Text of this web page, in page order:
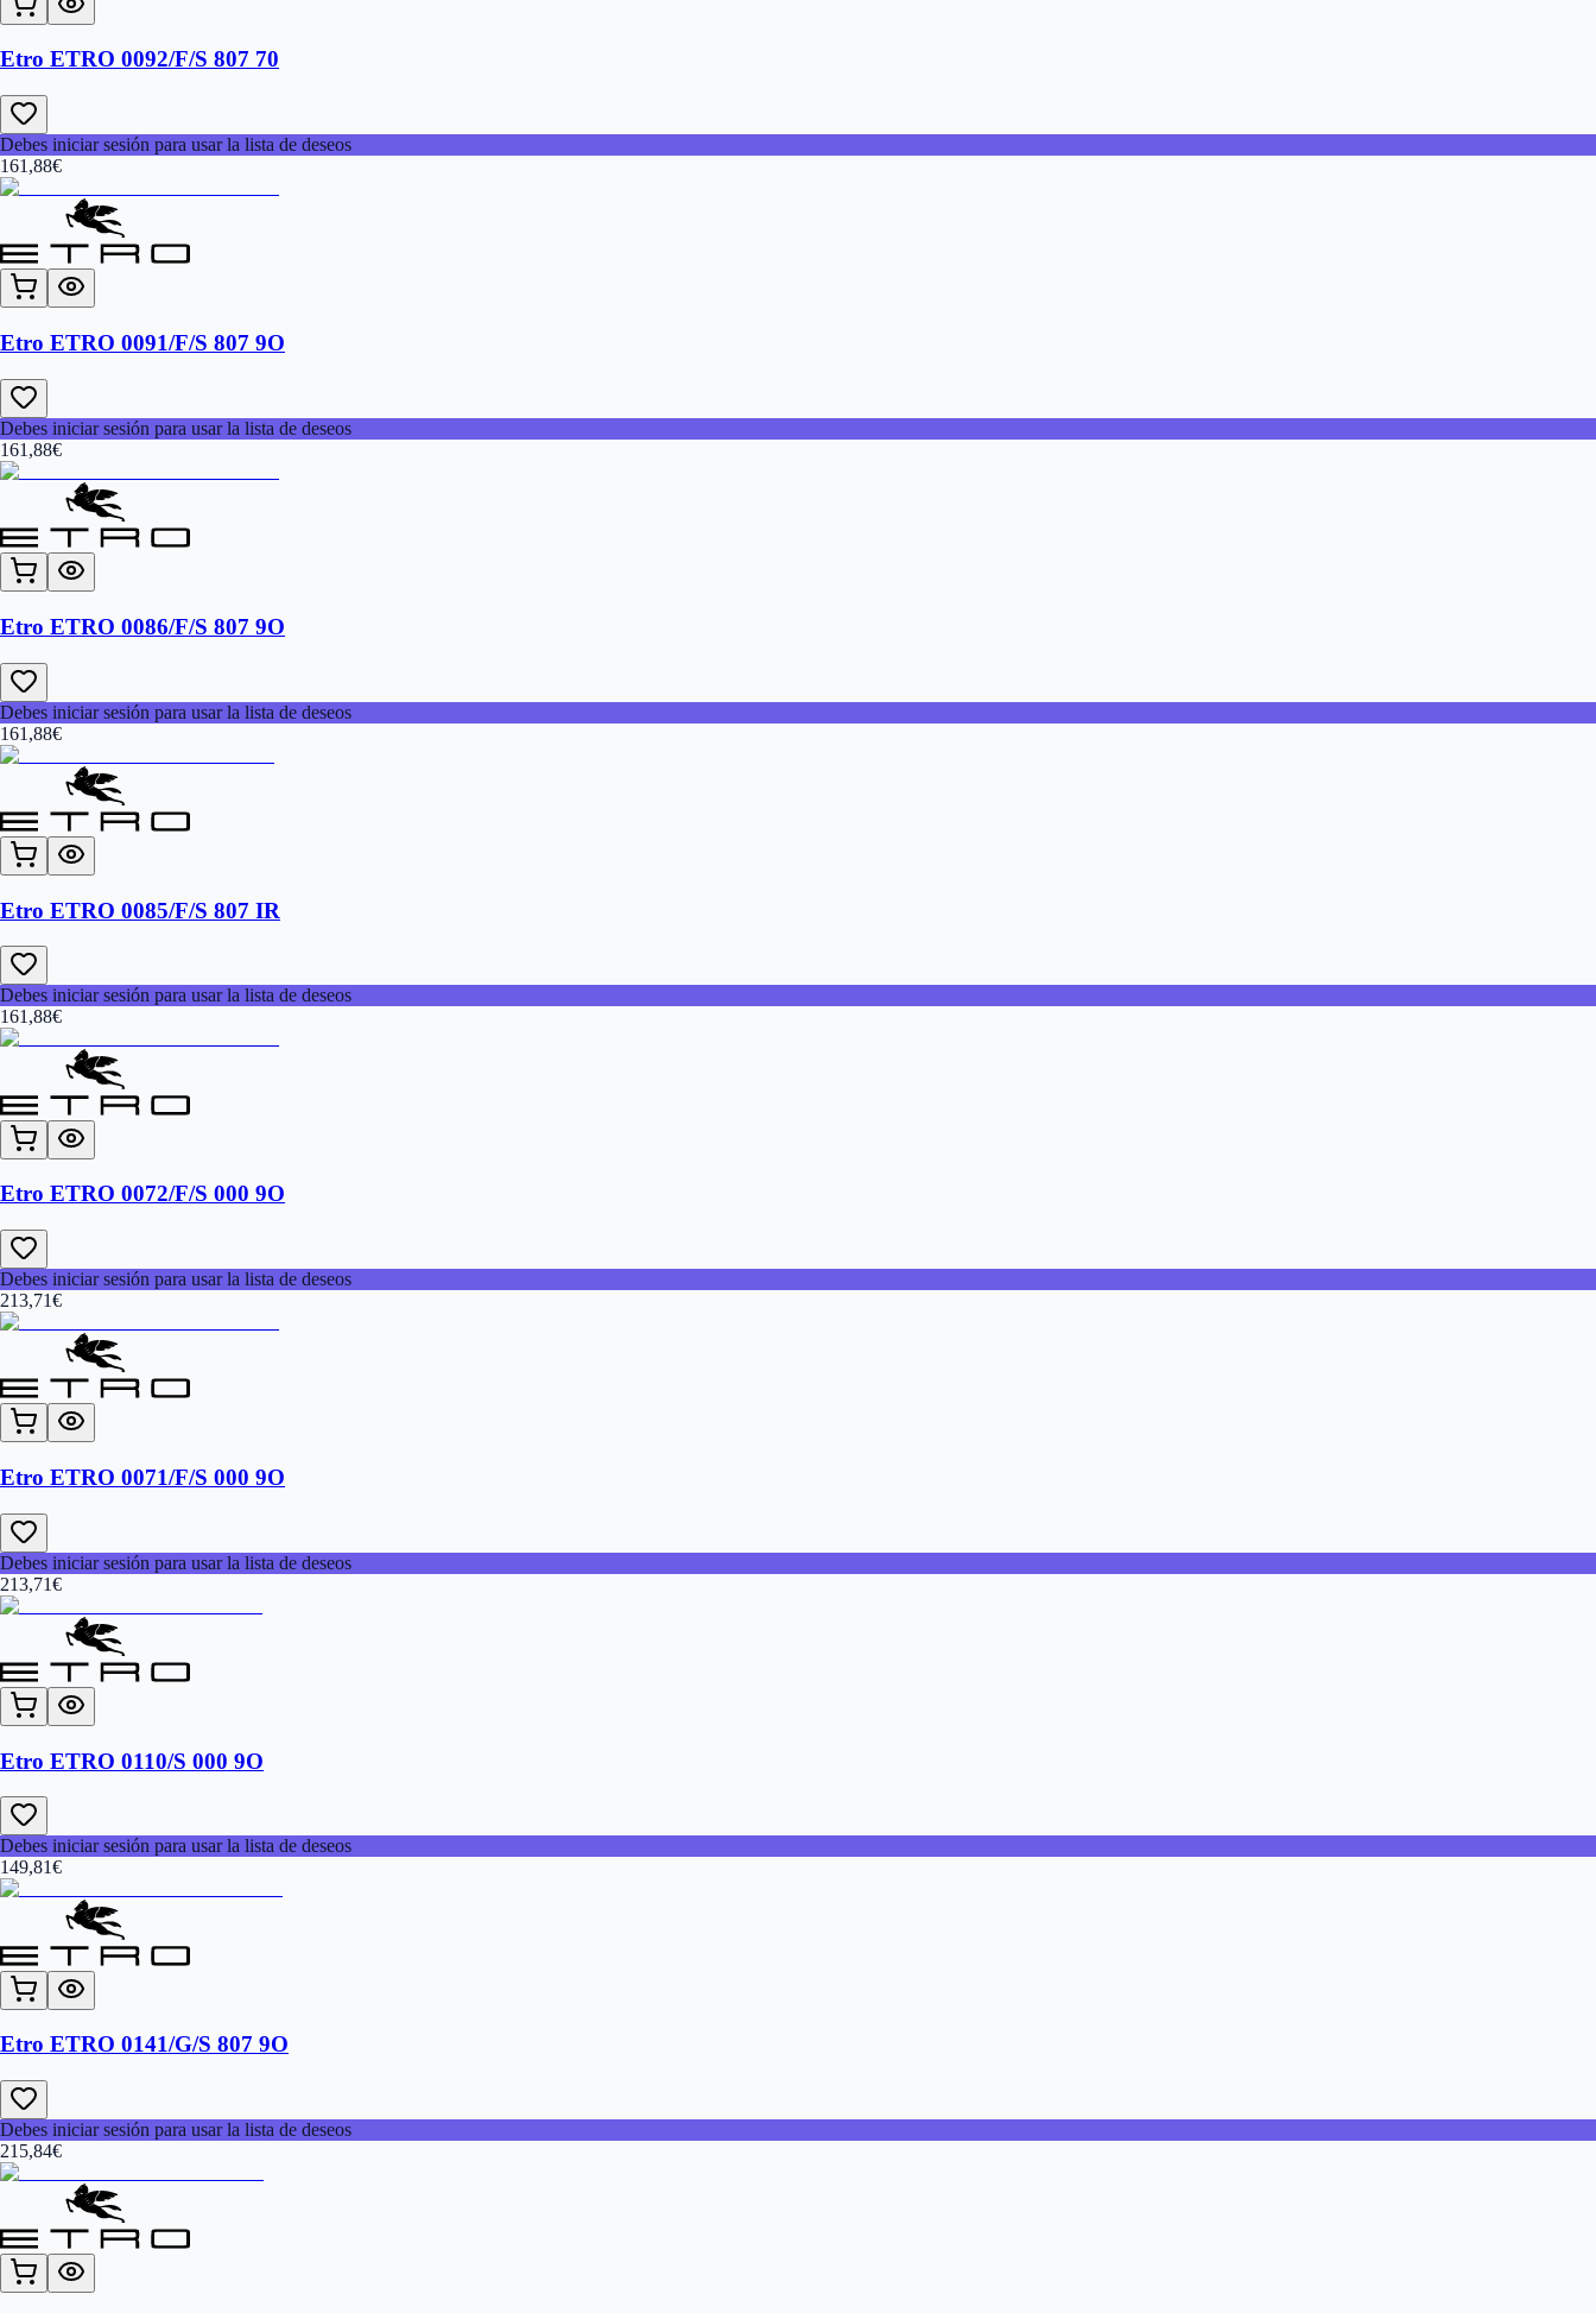
Etro ETRO 0092/F/S 807 70
Debes iniciar sesión para usar la lista de deseos
161,88€
Etro ETRO 0091/F/S 807 9O
Debes iniciar sesión para usar la lista de deseos
161,88€
Etro ETRO 0086/F/S 807 9O
Debes iniciar sesión para usar la lista de deseos
161,88€
Etro ETRO 0085/F/S 807 IR
Debes iniciar sesión para usar la lista de deseos
161,88€
Etro ETRO 0072/F/S 000 9O
Debes iniciar sesión para usar la lista de deseos
213,71€
Etro ETRO 0071/F/S 000 9O
Debes iniciar sesión para usar la lista de deseos
213,71€
Etro ETRO 0110/S 000 9O
Debes iniciar sesión para usar la lista de deseos
149,81€
Etro ETRO 0141/G/S 807 9O
Debes iniciar sesión para usar la lista de deseos
215,84€